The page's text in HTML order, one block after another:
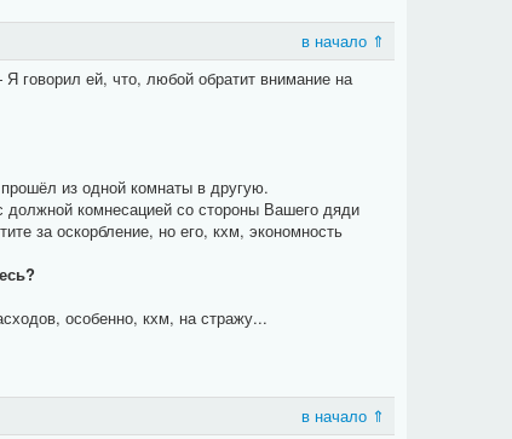
в начало ⇑
ей, что, любой обратит внимание на
из одной комнаты в другую.
комнесацией со стороны Вашего дяди
за оскорбление, но его, кхм, экономность
особенно, кхм, на стражу...
в начало ⇑